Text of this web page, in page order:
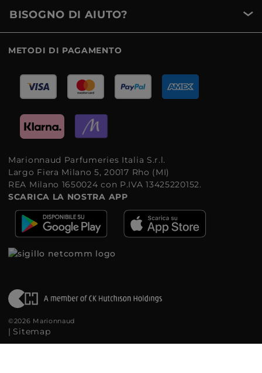
BISOGNO DI AIUTO?
METODI DI PAGAMENTO
Marionnaud Parfumeries Italia S.r.l.
Largo Fiera Milano 5, 20017 Rho (MI)
REA Milano 1650024 con P.IVA 13425220152.
SCARICA LA NOSTRA APP
©2026 Marionnaud
| Sitemap